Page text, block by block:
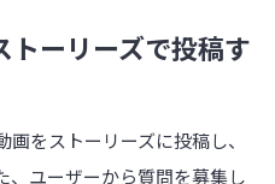
トーリーズで投稿す
をストーリーズに投稿し、
、ユーザーから質問を募集し